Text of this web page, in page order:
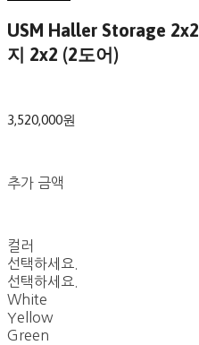
USM Haller Storage
지 2x2 (2도어)
3,520,000원
추가 금액
컬러
선택하세요.
선택하세요.
White
Yellow
Green